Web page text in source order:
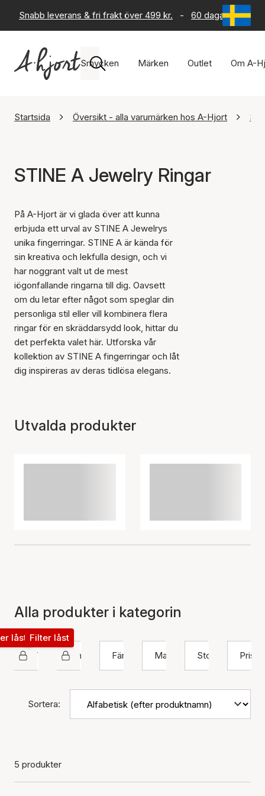
Snabb leverans & fri frakt över 499 kr. - 60 dagars
Smycken Märken Outlet Om A-
Startsida Översikt - alla varumärken hos A-Hjort
STINE A Jewelry Ringar
På A-Hjort är vi glada över att kunna
erbjuda ett urval av STINE A Jewelrys
unika fingerringar. STINE A är kända för
sin kreativa och lekfulla design, och vi
har noggrant valt ut de mest
iögonfallande ringarna till dig. Oavsett
om du letar efter något som speglar din
personliga stil eller vill kombinera flera
ringar för en skräddarsydd look, hittar du
det perfekta valet här. Utforska vår
kollektion av STINE A fingerringar och låt
dig inspireras av deras tidlösa elegans.
Utvalda produkter
Alla produkter i kategorin
STINE A Jewelry
låst
Ring
Filter låst
Färg
Material Storlek Pris
Sortera:
5 produkter